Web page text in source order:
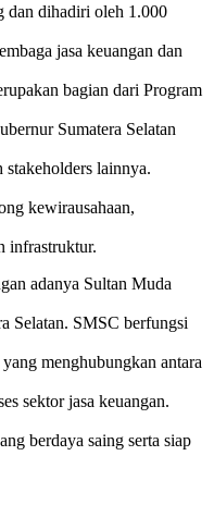
dan dihadiri oleh 1.000
jasa keuangan dan
bagian dari Program
Sumatera Selatan
lainnya.
kewirausahaan,
infrastruktur.
adanya Sultan Muda
Selatan. SMSC berfungsi
menghubungkan antara
sektor jasa keuangan.
berdaya saing serta siap